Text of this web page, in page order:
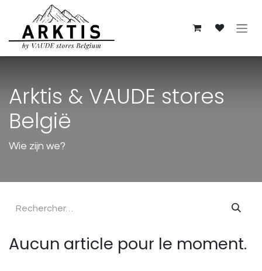
Se rendre au contenu
Arktis & VAUDE stores
België
Wie zijn we?
Aucun article pour le moment.